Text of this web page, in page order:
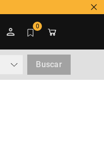
0
Buscar